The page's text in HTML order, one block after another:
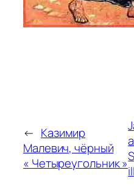
← Казимир
Малевич, чёрный
« Четыреугольник »